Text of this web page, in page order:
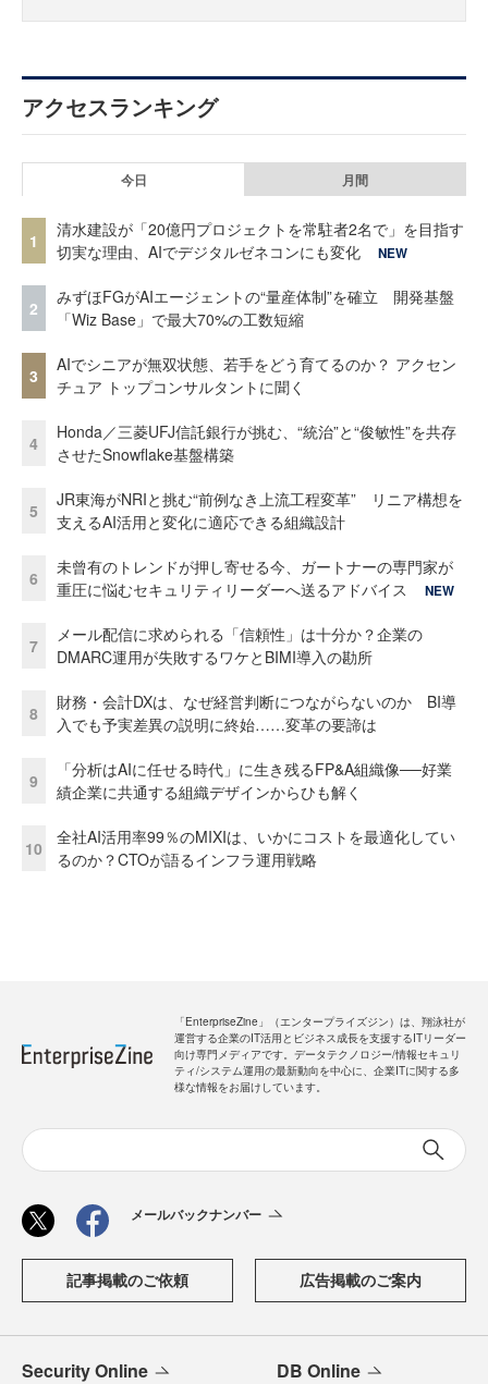
アクセスランキング
今日 月間
1
清水建設が「20億円プロジェクトを常駐者2名で」を目指す
切実な理由、AIでデジタルゼネコンにも変化
NEW
2
みずほFGがAIエージェントの“量産体制”を確立 開発基盤
「Wiz Base」で最大70%の工数短縮
3
AIでシニアが無双状態、若手をどう育てるのか？ アクセン
チュア トップコンサルタントに聞く
4
Honda／三菱UFJ信託銀行が挑む、“統治”と“俊敏性”を共存
させたSnowflake基盤構築
5
JR東海がNRIと挑む“前例なき上流工程変革” リニア構想を
支えるAI活用と変化に適応できる組織設計
6
未曾有のトレンドが押し寄せる今、ガートナーの専門家が
重圧に悩むセキュリティリーダーへ送るアドバイス
NEW
7
メール配信に求められる「信頼性」は十分か？企業の
DMARC運用が失敗するワケとBIMI導入の勘所
8
財務・会計DXは、なぜ経営判断につながらないのか BI導
入でも予実差異の説明に終始……変革の要諦は
9
「分析はAIに任せる時代」に生き残るFP&A組織像──好業
績企業に共通する組織デザインからひも解く
10
全社AI活用率99％のMIXIは、いかにコストを最適化してい
るのか？CTOが語るインフラ運用戦略
「EnterpriseZine」（エンタープライズジン）は、翔泳社が
運営する企業のIT活用とビジネス成長を支援するITリーダー
向け専門メディアです。データテクノロジー/情報セキュリ
ティ/システム運用の最新動向を中心に、企業ITに関する多
様な情報をお届けしています。
メールバックナンバー
記事掲載のご依頼 広告掲載のご案内
Security Online DB Online